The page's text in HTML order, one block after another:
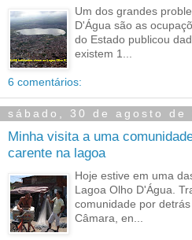
Um dos grandes
D'Água são as
do Estado publicou
existem 1...
6 comentários:
sábado, 30 de agosto de
Minha visita a uma
carente na lagoa
Hoje estive em uma
Lagoa Olho D'Água.
comunidade por
Câmara, en...